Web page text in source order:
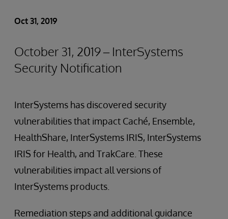
Oct 31, 2019
October 31, 2019 – InterSystems
Security Notification
InterSystems has discovered security
vulnerabilities that impact Caché, Ensemble,
HealthShare, InterSystems IRIS, InterSystems
IRIS for Health, and TrakCare. These
vulnerabilities impact all versions of
InterSystems products.
Remediation steps and additional guidance